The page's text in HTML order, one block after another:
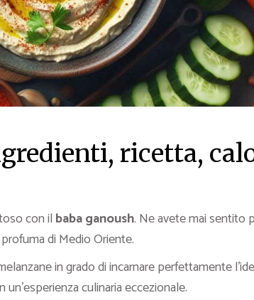
ricetta,
con il baba ganoush. Ne avete mai sentito
di Medio Oriente.
in grado di incarnare perfettamente
culinaria eccezionale.